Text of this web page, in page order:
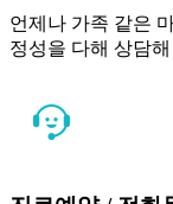
언제나 가족 같은
정성을 다해 상담